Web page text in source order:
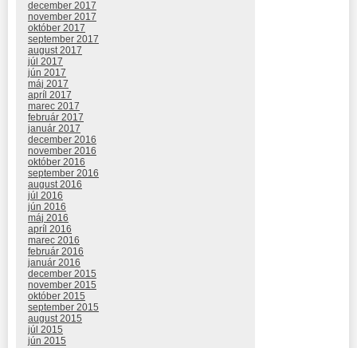
december 2017
november 2017
október 2017
september 2017
august 2017
júl 2017
jún 2017
máj 2017
apríl 2017
marec 2017
február 2017
január 2017
december 2016
november 2016
október 2016
september 2016
august 2016
júl 2016
jún 2016
máj 2016
apríl 2016
marec 2016
február 2016
január 2016
december 2015
november 2015
október 2015
september 2015
august 2015
júl 2015
jún 2015